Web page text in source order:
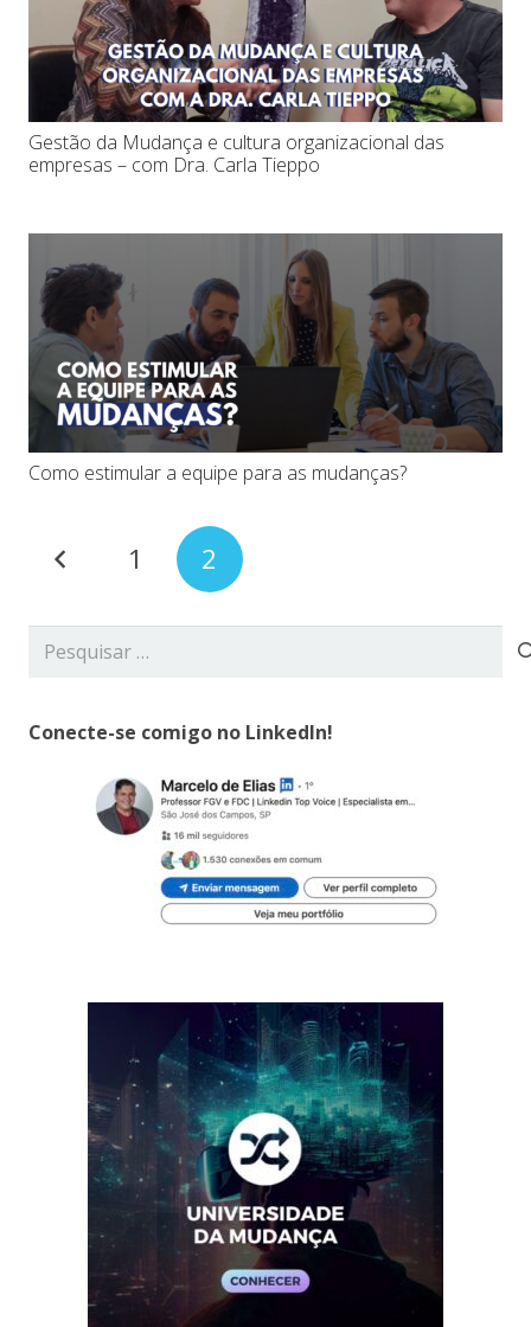
Gestão da Mudança e cultura organizacional das
empresas – com Dra. Carla Tieppo
Como estimular a equipe para as mudanças?
1 2
Pesquisar
Conecte-se comigo no LinkedIn!